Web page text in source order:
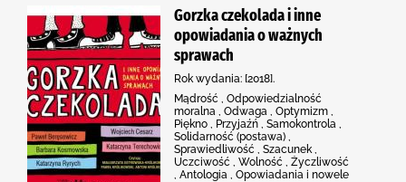
Gorzka czekolada i inne
opowiadania o ważnych
sprawach
Rok wydania: [2018].
Mądrość , Odpowiedzialność
moralna , Odwaga , Optymizm ,
Piękno , Przyjaźń , Samokontrola ,
Solidarność (postawa) ,
Sprawiedliwość , Szacunek ,
Uczciwość , Wolność , Życzliwość
, Antologia , Opowiadania i nowele